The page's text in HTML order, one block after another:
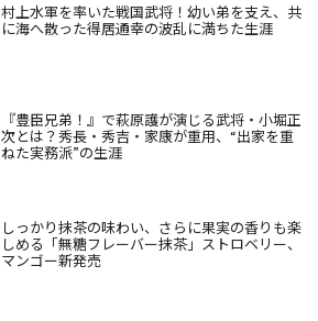
村上水軍を率いた戦国武将！幼い弟を支え、共
に海へ散った得居通幸の波乱に満ちた生涯
『豊臣兄弟！』で萩原護が演じる武将・小堀正
次とは？秀長・秀吉・家康が重用、“出家を重
ねた実務派”の生涯
しっかり抹茶の味わい、さらに果実の香りも楽
しめる「無糖フレーバー抹茶」ストロベリー、
マンゴー新発売